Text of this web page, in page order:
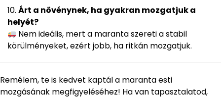
Árt a növénynek, ha gyakran mozgatjuk a
helyét?
Nem ideális, mert a maranta szereti a stabil
körülményeket, ezért jobb, ha ritkán mozgatjuk.
Remélem, te is kedvet kaptál a maranta esti
mozgásának megfigyeléséhez! Ha van tapasztalatod,